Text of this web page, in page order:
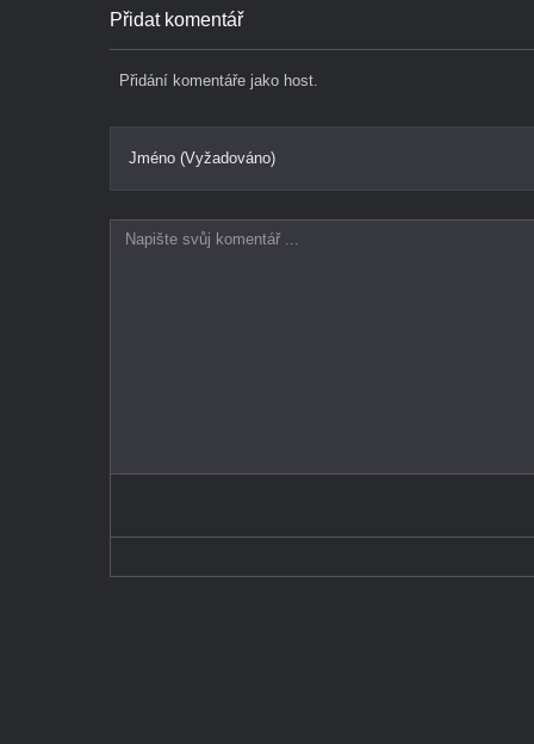
Přidat komentář
Přidání komentáře jako host.
Jméno (Vyžadováno)